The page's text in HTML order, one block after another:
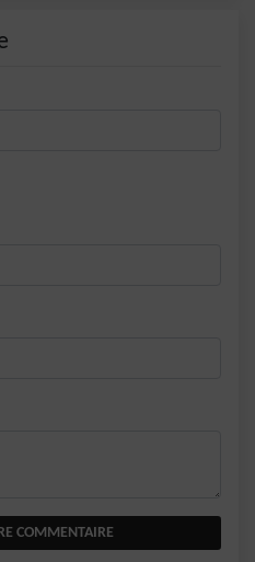
COMMENTAIRE